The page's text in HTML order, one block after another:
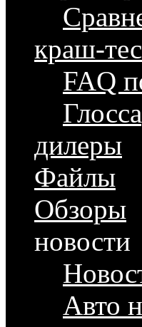
краш-
FAQ
дилеры
Файлы
Обзоры
новости
Авто